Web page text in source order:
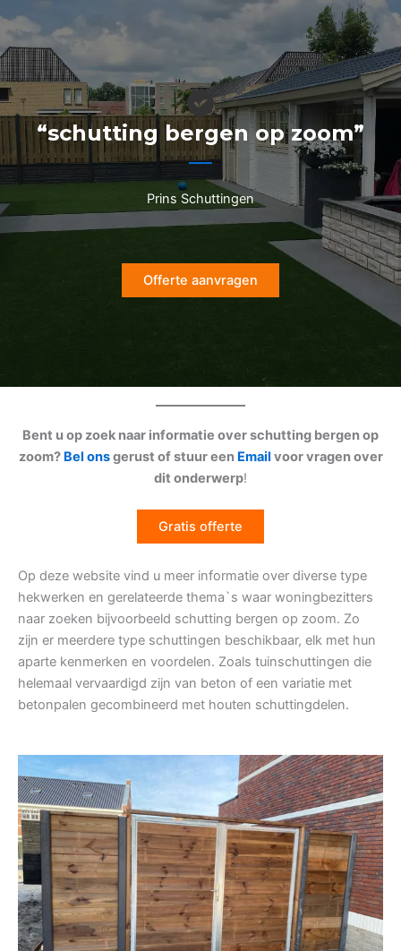
naar
de
inhoud
“schutting bergen op zoom”
Prins Schuttingen
Offerte aanvragen
Bent u op zoek naar informatie over schutting bergen op
zoom? Bel onsgerust of stuur een Email voor vragen over
dit onderwerp!
Gratis offerte
Op deze website vind u meer informatie over diverse type
hekwerken en gerelateerde thema`s waar woningbezitters
naar zoeken bijvoorbeeld schutting bergen op zoom. Zo
zijn er meerdere type schuttingen beschikbaar, elk met hun
aparte kenmerken en voordelen. Zoals tuinschuttingen die
helemaal vervaardigd zijn van beton of een variatie met
betonpalen gecombineerd met houten schuttingdelen.